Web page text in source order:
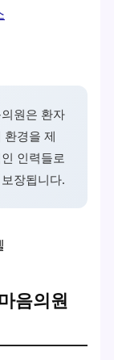
원은 환자
환경을 제
인력들로
장됩니다.
음의원